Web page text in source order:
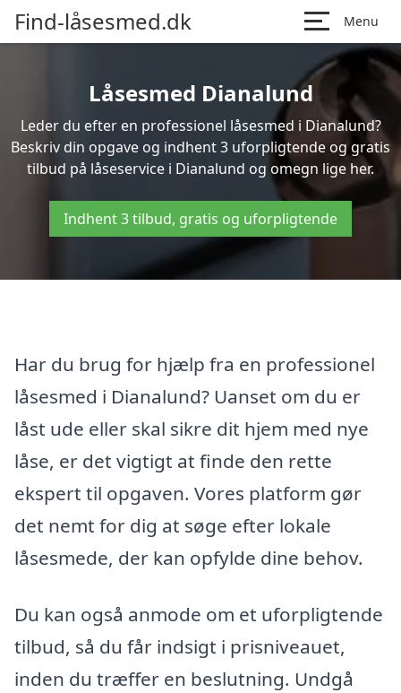
Find-låsesmed.dk Menu
Låsesmed Dianalund
Leder du efter en professionel låsesmed i Dianalund?
Beskriv din opgave og indhent 3 uforpligtende og gratis
tilbud på låseservice i Dianalund og omegn lige her.
Indhent 3 tilbud, gratis og uforpligtende
Har du brug for hjælp fra en professionel
låsesmed i Dianalund? Uanset om du er
låst ude eller skal sikre dit hjem med nye
låse, er det vigtigt at finde den rette
ekspert til opgaven. Vores platform gør
det nemt for dig at søge efter lokale
låsesmede, der kan opfylde dine behov.
Du kan også anmode om et uforpligtende
tilbud, så du får indsigt i prisniveauet,
inden du træffer en beslutning. Undgå